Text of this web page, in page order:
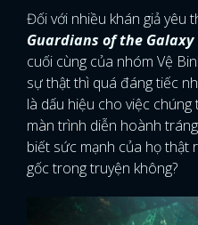
Đối với nhiều khán giả yêu
Guardians of the Galaxy
cuối cùng của nhóm Vệ
sự thật thì quá đáng tiếc
là dấu hiệu cho việc
màn trình diễn hoành
biết sức mạnh của họ thật
gốc trong truyện không?